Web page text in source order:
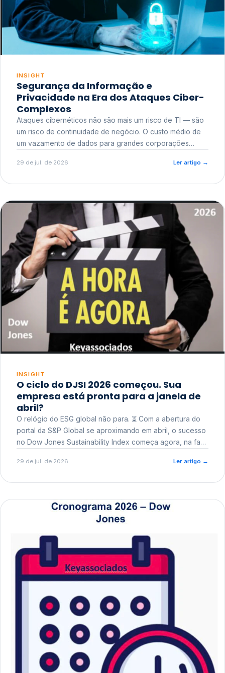
INSIGHT
Segurança da Informação e
Privacidade na Era dos Ataques Ciber-
Complexos
Ataques cibernéticos não são mais um risco de TI — são
um risco de continuidade de negócio. O custo médio de
um vazamento de dados para grandes corporações
reputacional e o risco regulatório junto a órgãos como a
29 de jul. de 2026 Ler artigo →
INSIGHT
O ciclo do DJSI 2026 começou. Sua
empresa está pronta para a janela de
abril?
O relógio do ESG global não para. ⏳ Com a abertura do
portal da S&P Global se aproximando em abril, o sucesso
no Dow Jones Sustainability Index começa agora, na fase
29 de jul. de 2026 Ler artigo →